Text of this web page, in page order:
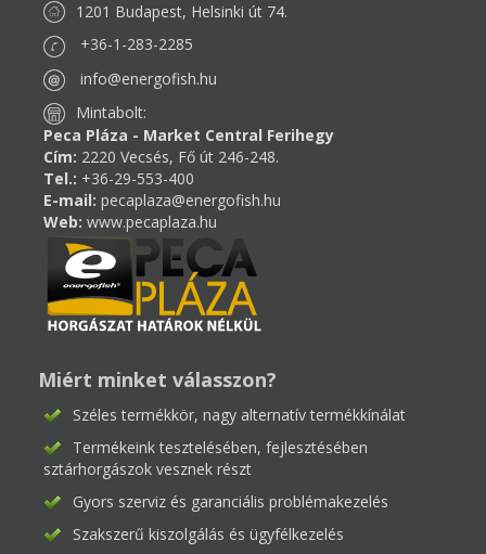
1201 Budapest, Helsinki út 74.
+36-1-283-2285
info@energofish.hu
Mintabolt:
Peca Pláza - Market Central Ferihegy
Cím: 2220 Vecsés, Fő út 246-248.
Tel.: +36-29-553-400
E-mail: pecaplaza@energofish.hu
Web: www.pecaplaza.hu
Miért minket válasszon?
Széles termékkör, nagy alternatív termékkínálat
Termékeink tesztelésében, fejlesztésében
sztárhorgászok vesznek részt
Gyors szerviz és garanciális problémakezelés
Szakszerű kiszolgálás és ügyfélkezelés